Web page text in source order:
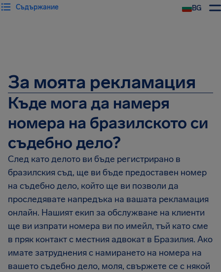
BG
Съдържание
За моята рекламация
Къде мога да намеря
номера на бразилското си
съдебно дело?
След като делото ви бъде регистрирано в
бразилския съд, ще ви бъде предоставен номер
на съдебно дело, който ще ви позволи да
проследявате напредъка на вашата рекламация
онлайн. Нашият екип за обслужване на клиенти
ще ви изпрати номера ви по имейл, тъй като сме
в пряк контакт с местния адвокат в Бразилия. Ако
имате затруднения с намирането на номера на
вашето съдебно дело, моля, свържете се с някой